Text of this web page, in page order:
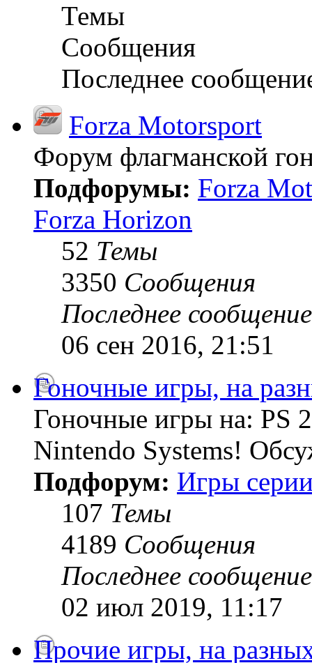
Темы
Сообщения
Последнее
Forza Motorsport
Форум флагманской
Подфорумы: Forza
Forza Horizon
52 Темы
3350 Сообщения
Последнее сообщение
06 сен 2016, 21:51
Гоночные игры, на
Гоночные игры на: PS
Nintendo Systems!
Подфорум: Игры
107 Темы
4189 Сообщения
Последнее сообщение
02 июл 2019, 11:17
Прочие игры, на